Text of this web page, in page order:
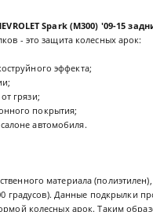
Spark (M300) '09-15
- это защита колесных арок:
эффекта;
грязи;
покрытия;
автомобиля.
материала
градусов). Данные подкрылки
колесных арок. Таким